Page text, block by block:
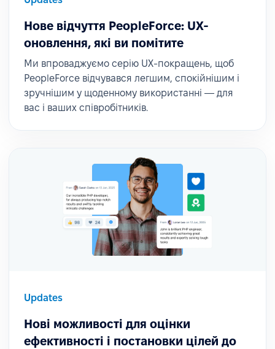
Нове відчуття PeopleForce: UX-
оновлення, які ви помітите
Ми впроваджуємо серію UX-покращень, щоб
PeopleForce відчувався легшим, спокійнішим і
зручнішим у щоденному використанні — для
вас і ваших співробітників.
Updates
Нові можливості для оцінки
ефективності і постановки цілей до